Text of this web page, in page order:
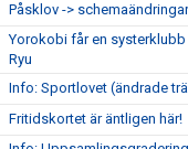
Påsklov -> schemaändringar
Yorokobi får en
Ryu
Info: Sportlovet (ändrade
Fritidskortet är äntligen här!